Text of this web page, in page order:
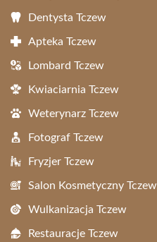
Dentysta Tczew
Apteka Tczew
Lombard Tczew
Kwiaciarnia Tczew
Weterynarz Tczew
Fotograf Tczew
Fryzjer Tczew
Salon Kosmetyczny Tczew
Wulkanizacja Tczew
Restauracje Tczew